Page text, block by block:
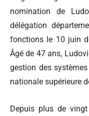
nomination de
délégation
fonctions le 10 juin
Âgé de 47 ans,
gestion des
nationale supérieure
Depuis plus de